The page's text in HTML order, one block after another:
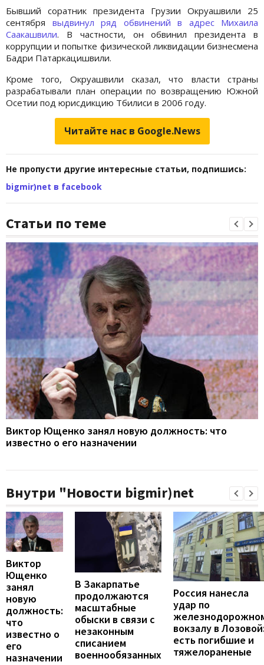
Бывший соратник президента Грузии Окруашвили 25
сентября выдвинул ряд обвинений в адрес Михаила
Саакашвили. В частности, он обвинил президента в
коррупции и попытке физической ликвидации бизнесмена
Бадри Патаркацишвили.
Кроме того, Окруашвили сказал, что власти страны
разрабатывали план операции по возвращению Южной
Осетии под юрисдикцию Тбилиси в 2006 году.
Читайте нас в Google.News
Не пропусти другие интересные статьи, подпишись:
bigmir)net в facebook
Статьи по теме
Виктор Ющенко занял новую должность: что
известно о его назначении
Внутри "Новости bigmir)net
Виктор
Ющенко
занял
новую
должность:
что
известно о
его
назначении
В Закарпатье
продолжаются
масштабные
обыски в связи с
незаконным
списанием
военнообязанных
Россия нанесла
удар по
вокзалу в
есть погибшие и
тяжелораненые